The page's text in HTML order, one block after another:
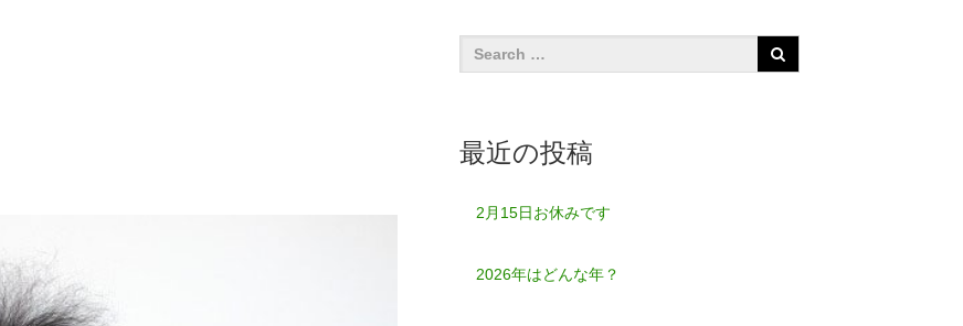
最近の投稿
2月15日お休みです
2026年はどんな年？